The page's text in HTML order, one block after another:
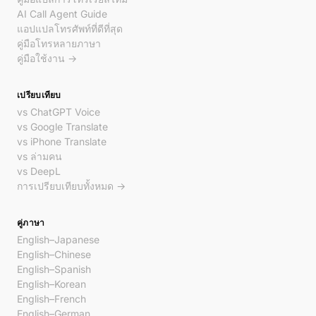
AI Call Agent Guide
แอปแปลโทรศัพท์ที่ดีที่สุด
คู่มือโทรหลายภาษา
คู่มือใช้งาน →
เปรียบเทียบ
vs ChatGPT Voice
vs Google Translate
vs iPhone Translate
vs ล่ามคน
vs DeepL
การเปรียบเทียบทั้งหมด →
คู่ภาษา
English–Japanese
English–Chinese
English–Spanish
English–Korean
English–French
English–German